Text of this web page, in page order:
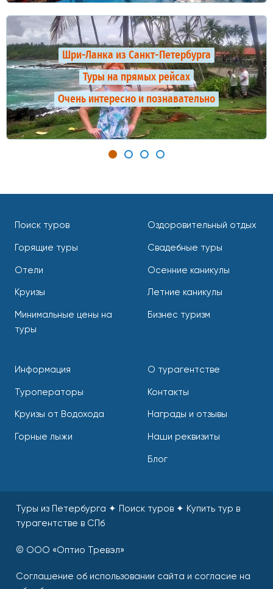
Шри-Ланка из Санкт-Петербурга
Туры на прямых рейсах
Очень интересно и познавательно
Поиск туров
Горящие туры
Отели
Круизы
Минимальные цены на
туры
Оздоровительный отдых
Свадебные туры
Осенние каникулы
Летние каникулы
Бизнес туризм
Информация
Туроператоры
Круизы от Водохода
Горные лыжи
О турагентстве
Контакты
Награды и отзывы
Наши реквизиты
Блог
Туры из Петербурга ✦ Поиск туров ✦ Купить тур в
турагентстве в СПб
© ООО «Оптио Тревэл»
Соглашение об использовании сайта и согласие на